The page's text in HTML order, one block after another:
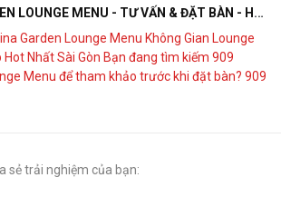
909 LUMINA GARDEN LOUNGE MENU - TƯ VẤN & ĐẶT BÀN - HOTLINE 0902599724
Garden Lounge Menu Không Gian Lounge
Hot Nhất Sài Gòn Bạn đang tìm kiếm 909
Menu để tham khảo trước khi đặt bàn? 909
là điểm đến kết hợp giữa ẩm thực, giải trí và
sẻ trải nghiệm của bạn: